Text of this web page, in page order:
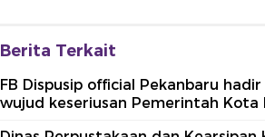
Berita Terkait
FB Dispusip official Pekanbaru
wujud keseriusan Pemerintah Kota